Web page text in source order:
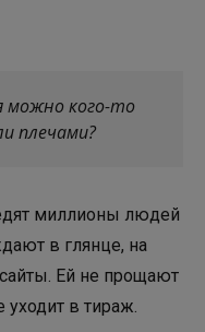
можно кого-то
плечами?
миллионы людей
в глянце, на
Ей не прощают
в тираж.